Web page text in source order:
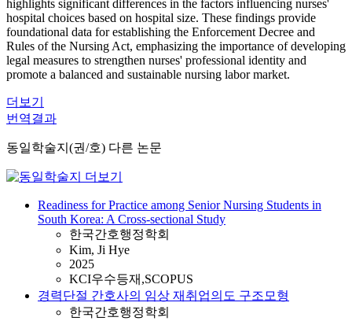
highlights significant differences in the factors influencing nurses'
hospital choices based on hospital size. These findings provide
foundational data for establishing the Enforcement Decree and
Rules of the Nursing Act, emphasizing the importance of developing
legal measures to strengthen nurses' professional identity and
promote a balanced and sustainable nursing labor market.
더보기
번역결과
동일학술지(권/호) 다른 논문
Readiness for Practice among Senior Nursing Students in
South Korea: A Cross-sectional Study
한국간호행정학회
Kim, Ji Hye
2025
KCI우수등재,SCOPUS
경력단절 간호사의 임상 재취업의도 구조모형
한국간호행정학회